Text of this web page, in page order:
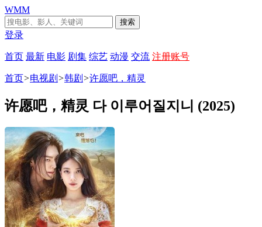
WMM
搜索
登录
首页 最新 电影 剧集 综艺 动漫 交流 注册账号
首页>电视剧 >韩剧 >许愿吧，精灵
许愿吧，精灵 다 이루어질지니 (2025)